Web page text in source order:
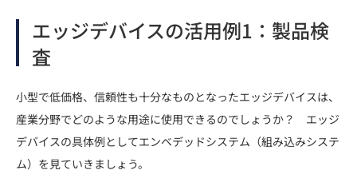
エッジデバイスの活用例1：製品検
査
小型で低価格、信頼性も十分なものとなったエッジデバイスは、
産業分野でどのような用途に使用できるのでしょうか？ エッジ
デバイスの具体例としてエンベデッドシステム（組み込みシステ
ム）を見ていきましょう。